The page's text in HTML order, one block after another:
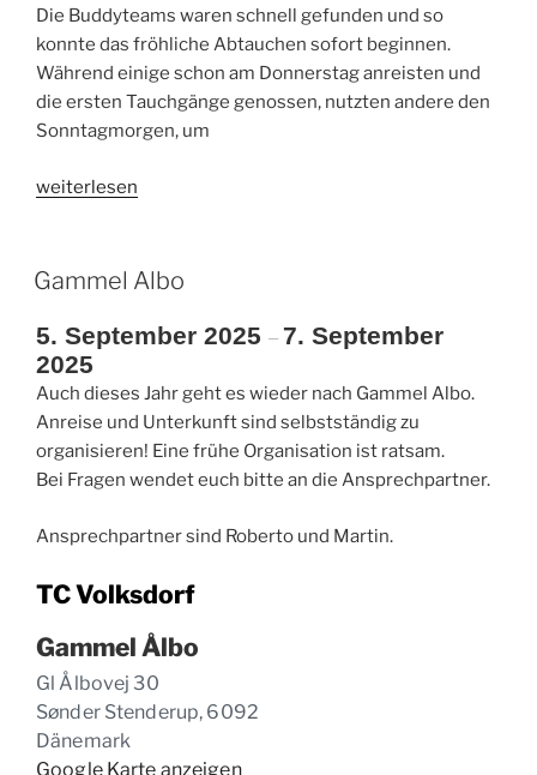
Die Buddyteams waren schnell gefunden und so
konnte das fröhliche Abtauchen sofort beginnen.
Während einige schon am Donnerstag anreisten und
die ersten Tauchgänge genossen, nutzten andere den
Sonntagmorgen, um
„Gammel
–
unter
und
über
Wasser“
weiterlesen
Gammel Albo
5. September 2025 – 7. September
2025
Auch dieses Jahr geht es wieder nach Gammel Albo.
Anreise und Unterkunft sind selbstständig zu
organisieren! Eine frühe Organisation ist ratsam.
Bei Fragen wendet euch bitte an die Ansprechpartner.
Ansprechpartner sind Roberto und Martin.
TC Volksdorf
Gammel Ålbo
Gl Ålbovej 30
Sønder Stenderup, 6092
Dänemark
Google Karte anzeigen